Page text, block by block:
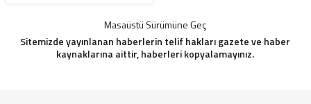
Masaüstü Sürümüne Geç
Sitemizde yayınlanan haberlerin telif hakları gazete ve haber
kaynaklarına aittir, haberleri kopyalamayınız.